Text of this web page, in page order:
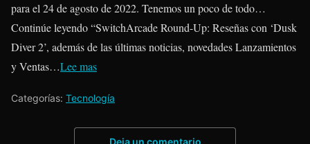
para el 24 de agosto de 2022. Tenemos un poco de todo…
Continúe leyendo “SwitchArcade Round-Up: Reseñas con ‘Dusk
Diver 2’, además de las últimas noticias, novedades Lanzamientos
y Ventas…Lee mas
Categorías: Tecnología
Deja un comentario